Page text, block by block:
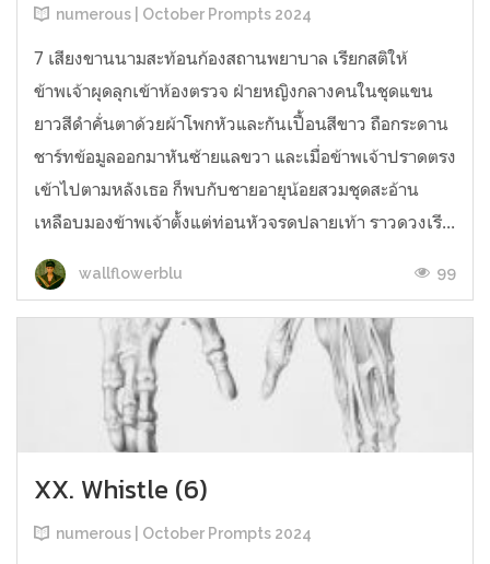
numerous | October Prompts 2024
7 เสียงขานนามสะท้อนก้องสถานพยาบาล เรียกสติให้
ข้าพเจ้าผุดลุกเข้าห้องตรวจ ฝ่ายหญิงกลางคนในชุดแขน
ยาวสีดำคั่นตาด้วยผ้าโพกหัวและกันเปื้อนสีขาว ถือกระดาน
ชาร์ทข้อมูลออกมาหันซ้ายแลขวา และเมื่อข้าพเจ้าปราดตรง
เข้าไปตามหลังเธอ ก็พบกับชายอายุน้อยสวมชุดสะอ้าน
เหลือบมองข้าพเจ้าตั้งแต่ท่อนหัวจรดปลายเท้า ราวดวงเรี...
wallflowerblu 99
XX. Whistle (6)
numerous | October Prompts 2024